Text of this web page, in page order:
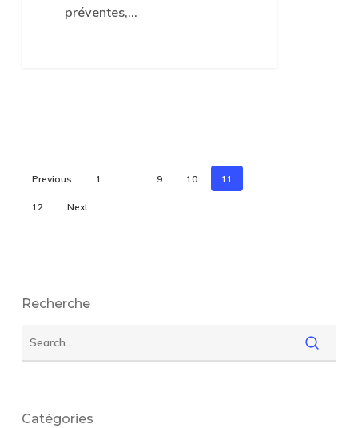
préventes,…
Previous 1 … 9 10 11
12 Next
Recherche
Catégories